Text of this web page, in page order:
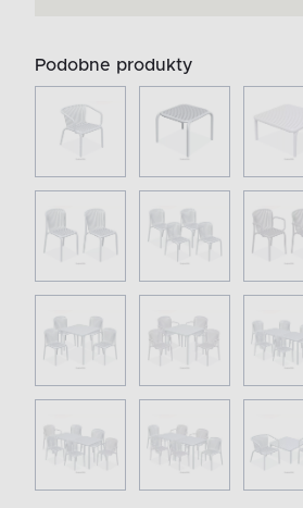
Podobne produkty